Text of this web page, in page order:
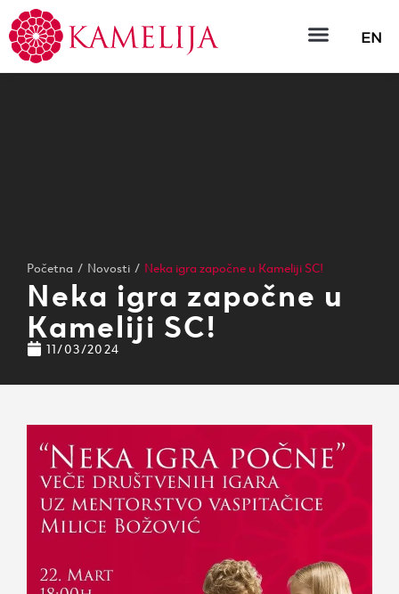
EN
Početna / Novosti / Neka igra započne u Kameliji SC!
Neka igra započne u
Kameliji SC!
11/03/2024